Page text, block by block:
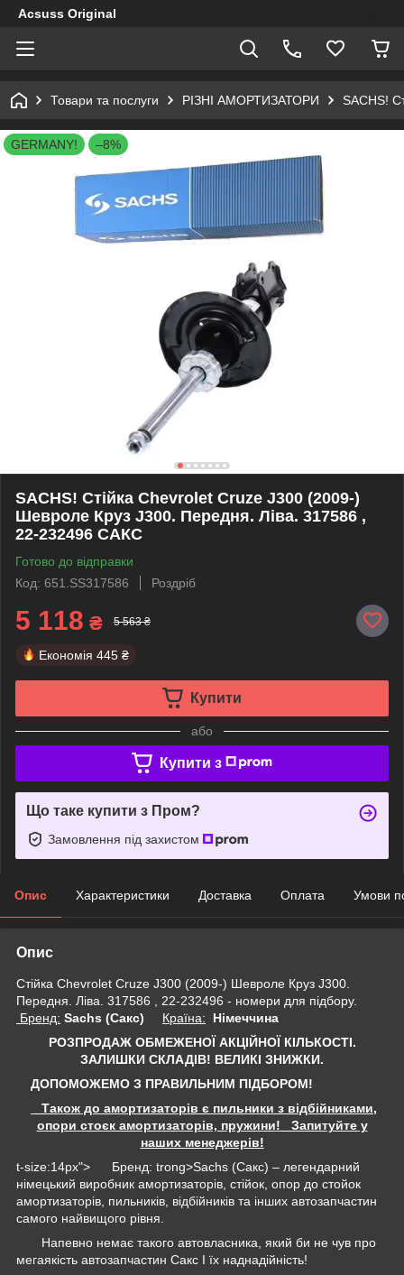
Acsuss Original
Товари та послуги РІЗНІ АМОРТИЗАТОРИ SACHS!
GERMANY! –8%
SACHS! Стійка Chevrolet Cruze J300 (2009-)
Шевроле Круз J300. Передня. Ліва. 317586 ,
22-232496 САКС
Готово до відправки
Код: 651.SS317586
Роздріб
5 118 ₴ 5 563 ₴
Економія 445 ₴
Купити
або
Купити з
Що таке купити з Пром?
Замовлення під захистом
Опис Характеристики Доставка Оплата Умови
Опис
Стійка Chevrolet Cruze J300 (2009-) Шевроле Круз J300.
Передня. Ліва. 317586 , 22-232496 - номери для підбору.
Бренд: Sachs (Сакс) Країна: Німеччина
РОЗПРОДАЖ ОБМЕЖЕНОЇ АКЦІЙНОЇ КІЛЬКОСТІ.
ЗАЛИШКИ СКЛАДІВ! ВЕЛИКІ ЗНИЖКИ.
ДОПОМОЖЕМО З ПРАВИЛЬНИМ ПІДБОРОМ!
Також до амортизаторів є пильники з відбійниками,
опори стоєк амортизаторів, пружини! Запитуйте у
наших менеджерів!
t-size:14px"> Бренд: trong>Sachs (Сакс) – легендарний
німецький виробник амортизаторів, стійок, опор до стойок
амортизаторів, пильників, відбійників та інших автозапчастин
самого найвищого рівня.
Напевно немає такого автовласника, який би не чув про
мегаякість автозапчастин Сакс І їх наднадійність!